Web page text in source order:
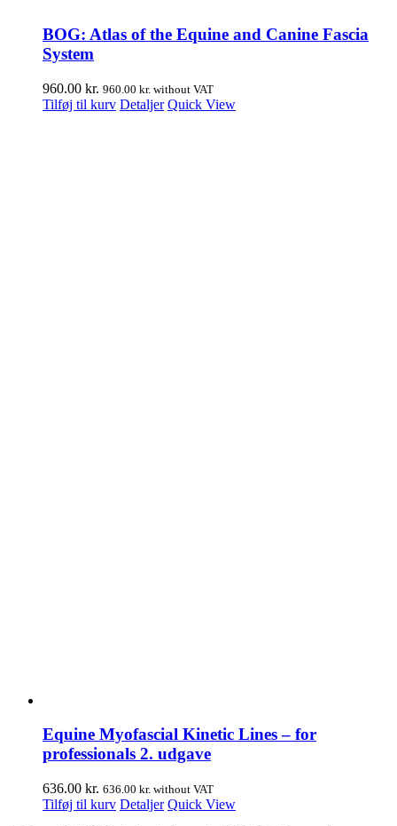
BOG: Atlas of the Equine and Canine Fascia
System
960.00 kr. 960.00 kr. without VAT
Tilføj til kurv Detaljer Quick View
Equine Myofascial Kinetic Lines – for
professionals 2. udgave
636.00 kr. 636.00 kr. without VAT
Tilføj til kurv Detaljer Quick View